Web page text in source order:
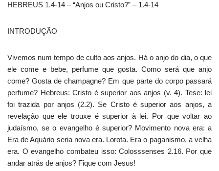
HEBREUS 1.4-14 – “Anjos ou Cristo?” – 1.4-14
INTRODUÇÃO
Vivemos num tempo de culto aos anjos. Há o anjo do dia, o que
ele come e bebe, perfume que gosta. Como será que anjo
come? Gosta de champagne? Em que parte do corpo passará
perfume? Hebreus: Cristo é superior aos anjos (v. 4). Tese: lei
foi trazida por anjos (2.2). Se Cristo é superior aos anjos, a
revelação que ele trouxe é superior à lei. Por que voltar ao
judaísmo, se o evangelho é superior? Movimento nova era: a
Era de Aquário seria nova era. Lorota. Era o paganismo, a velha
era. O evangelho combateu isso: Colosssenses 2.16. Por que
andar atrás de anjos? Fique com Jesus!